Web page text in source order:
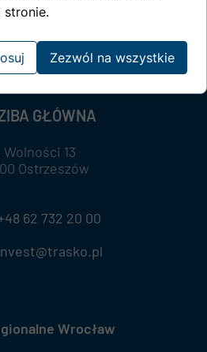
Wrocław
GŁÓWNA
Wolności 13
Ostrzeszów
732 20 00
stronie.
Zezwól na wszystkie